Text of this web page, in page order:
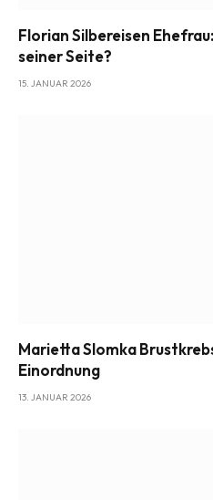
Florian Silbereisen
seiner Seite?
15. JANUAR 2026
Marietta Slomka
Einordnung
13. JANUAR 2026